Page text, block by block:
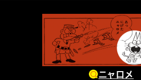
ニャロメ